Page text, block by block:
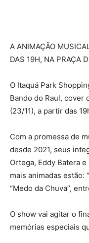
A ANIMAÇÃO
DAS 19H, NA PRAÇA
O Itaquá Park
Bando do Raul, cover
(23/11), a partir das
Com a promessa de
desde 2021, seus
Ortega, Eddy Batera
mais animadas estão:
“Medo da Chuva”,
O show vai agitar o
memórias especiais